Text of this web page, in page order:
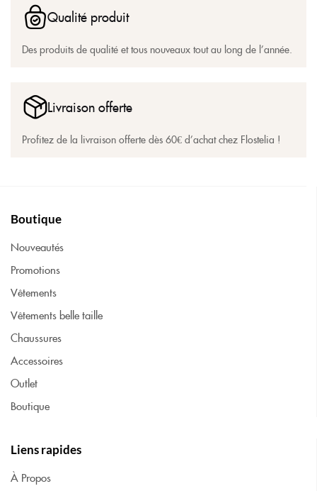
Qualité produit
Des produits de qualité et tous nouveaux tout au long de l’année.
Livraison offerte
Profitez de la livraison offerte dès 60€ d’achat chez Flostelia !
Boutique
Nouveautés
Promotions
Vêtements
Vêtements belle taille
Chaussures
Accessoires
Outlet
Boutique
Liens rapides
À Propos